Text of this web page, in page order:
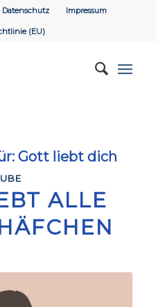
Datenschutz Impressum
(EU)
Gott liebt dich
ALLE